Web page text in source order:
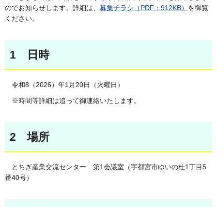
のでお知らせします。詳細は、 募集チラシ（PDF：912KB） を御覧
ください。
1 日時
令和8（2026）年1月20日（火曜日）
※時間等詳細は追って御連絡いたします。
2 場所
とちぎ産業交流センター 第1会議室（宇都宮市ゆいの杜1丁目5
番40号）